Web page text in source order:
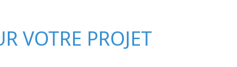
VOTRE PROJET